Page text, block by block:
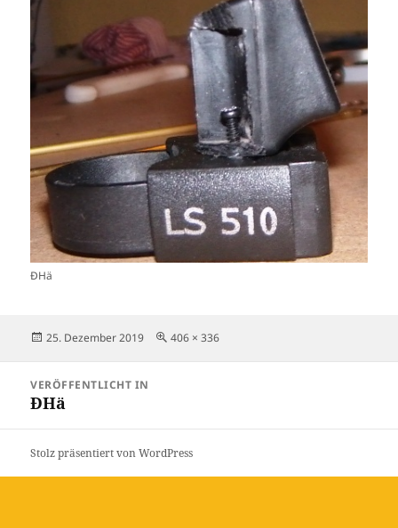
ÐHä
Veröffentlicht
25. Dezember 2019 Originalgröße
406 × 336
VERÖFFENTLICHT IN
ÐHä
Stolz präsentiert von WordPress